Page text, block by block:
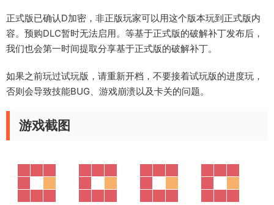
正式版已确认D加密，非正版玩家可以用这个版本玩到正式版内
容。预购DLC暂时无法启用。等基于正式版的破解补丁发布后，
我们也会第一时间提取分享基于正式版的破解补丁。
如果之前玩过试玩版，请重新开档，不要接着试玩版的进度玩，
否则会导致技能BUG、游戏崩溃以及卡关的问题。
游戏截图